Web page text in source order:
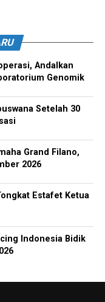
Andalkan
Genomik
Setelah 30
Grand Filano,
2026
Estafet Ketua
Indonesia Bidik